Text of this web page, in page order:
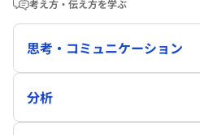
考え方・伝え方を学ぶ
思考・コミュニケーション
分析